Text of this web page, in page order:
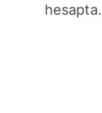
hesapta.